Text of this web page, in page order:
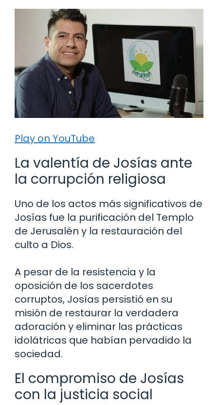
Play on YouTube
La valentía de Josías ante
la corrupción religiosa
Uno de los actos más significativos de
Josías fue la purificación del Templo
de Jerusalén y la restauración del
culto a Dios.
A pesar de la resistencia y la
oposición de los sacerdotes
corruptos, Josías persistió en su
misión de restaurar la verdadera
adoración y eliminar las prácticas
idolátricas que habían pervadido la
sociedad.
El compromiso de Josías
con la justicia social